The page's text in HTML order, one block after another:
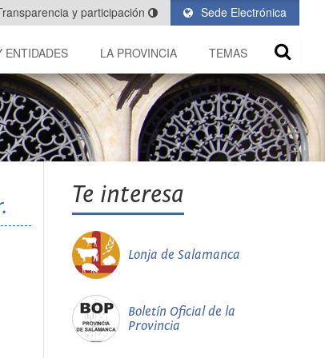
Sede Electrónica
y participación
ENTIDADES LA PROVINCIA TEMAS
Te interesa
Lonja de Salamanca
Boletín Oficial de la
Provincia